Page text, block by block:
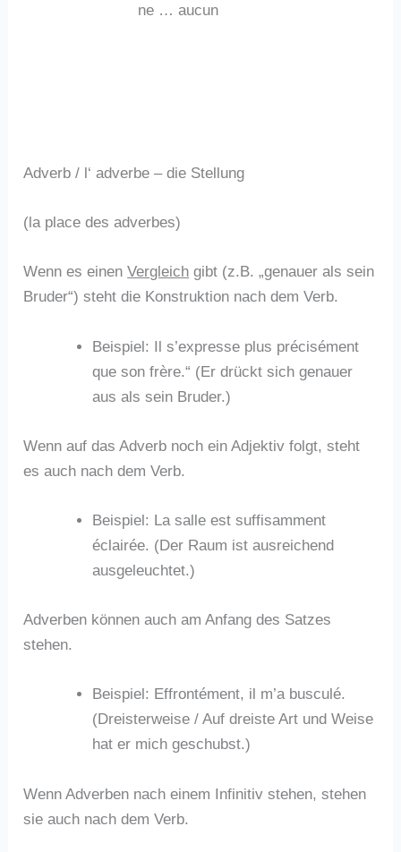
ne … aucun
Adverb / l‘ adverbe – die Stellung
(la place des adverbes)
Wenn es einenVergleich gibt (z.B. „genauer als sein
Bruder“) steht die Konstruktion nach dem Verb.
Beispiel: Il s’expresse plus précisément
que son frère.“ (Er drückt sich genauer
aus als sein Bruder.)
Wenn auf das Adverb noch ein Adjektiv folgt, steht
es auch nach dem Verb.
Beispiel: La salle est suffisamment
éclairée. (Der Raum ist ausreichend
ausgeleuchtet.)
Adverben können auch am Anfang des Satzes
stehen.
Beispiel: Effrontément, il m’a busculé.
(Dreisterweise / Auf dreiste Art und Weise
hat er mich geschubst.)
Wenn Adverben nach einem Infinitiv stehen, stehen
sie auch nach dem Verb.